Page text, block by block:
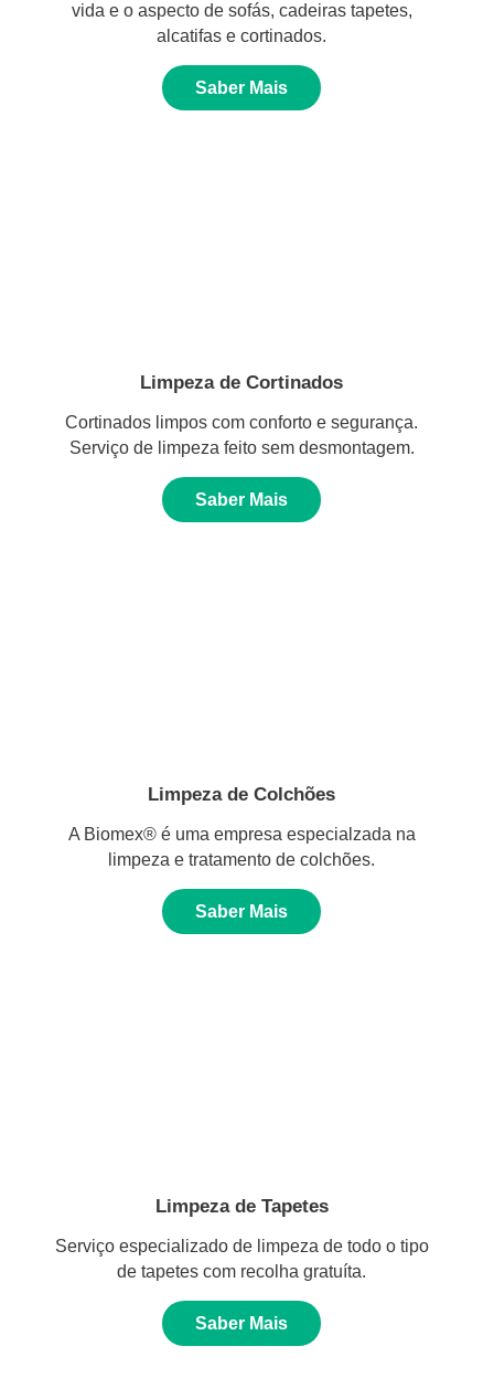
vida e o aspecto de sofás, cadeiras tapetes,
alcatifas e cortinados.
Saber Mais
Limpeza de Cortinados
Cortinados limpos com conforto e segurança.
Serviço de limpeza feito sem desmontagem.
Saber Mais
Limpeza de Colchões
A Biomex® é uma empresa especialzada na
limpeza e tratamento de colchões.
Saber Mais
Limpeza de Tapetes
Serviço especializado de limpeza de todo o tipo
de tapetes com recolha gratuíta.
Saber Mais